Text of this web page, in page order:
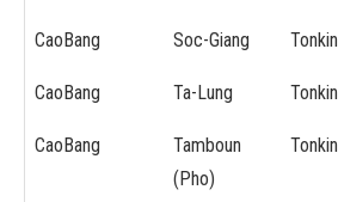
CaoBang Soc-Giang Tonkin
CaoBang Ta-Lung Tonkin
CaoBang
Tamboun
(Pho)
Tonkin